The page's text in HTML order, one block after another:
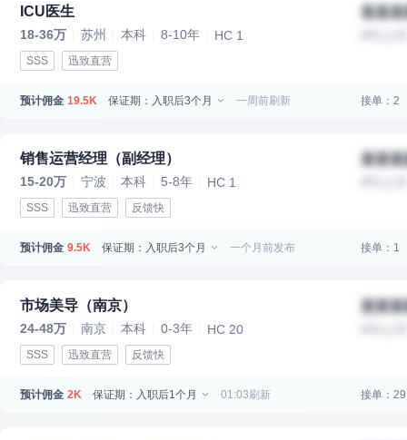
ICU医生
18-36万 苏州 本科 8-10年 HC 1
SSS 迅致直营
某某
预计佣金 19.5K 保证期：入职后3个月 一周前刷新 接单：2
销售运营经理（副经理）
15-20万 宁波 本科 5-8年 HC 1
SSS 迅致直营 反馈快
某某
预计佣金 9.5K 保证期：入职后3个月 一个月前发布 接单：1
市场美导（南京）
24-48万 南京 本科 0-3年 HC 20
SSS 迅致直营 反馈快
某某
预计佣金 2K 保证期：入职后1个月 01:03刷新 接单：29